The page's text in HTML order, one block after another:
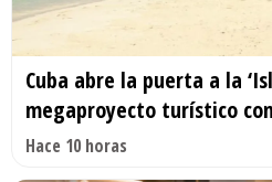
Cuba abre la puerta a la
megaproyecto turístico
Hace 10 horas